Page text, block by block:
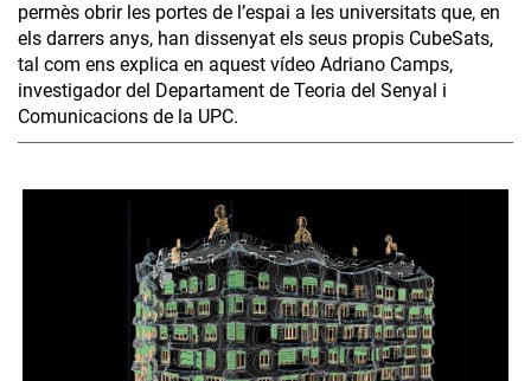
permès obrir les portes de l’espai a les universitats que, en
els darrers anys, han dissenyat els seus propis CubeSats,
tal com ens explica en aquest vídeo Adriano Camps,
investigador del Departament de Teoria del Senyal i
Comunicacions de la UPC.